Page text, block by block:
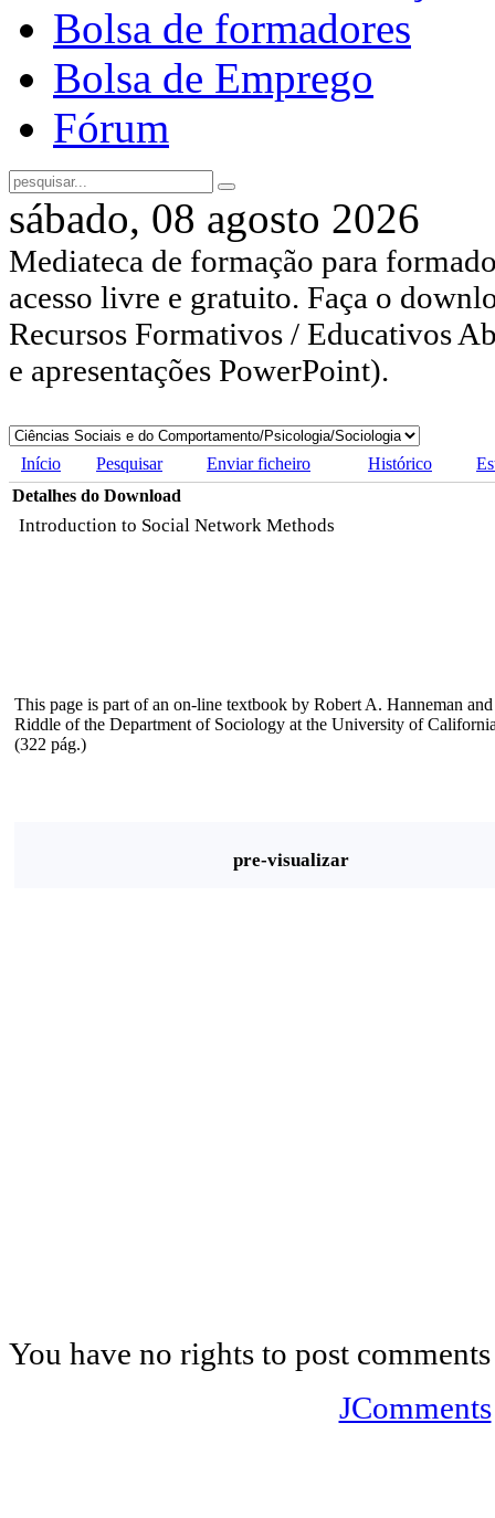
Bolsa de formadores
Bolsa de Emprego
Fórum
sábado, 08 agosto 2026
Mediateca de formação para
acesso livre e gratuito. Faça o
Recursos Formativos / Educativos
e apresentações PowerPoint).
Início Pesquisar Enviar ficheiro Histórico
Detalhes do Download
Introduction to Social Network Methods
This page is part of an on-line textbook by Robert A. Hanneman
Riddle of the Department of Sociology at the University of
(322 pág.)
pre-visualizar
You have no rights to post comments
JComments